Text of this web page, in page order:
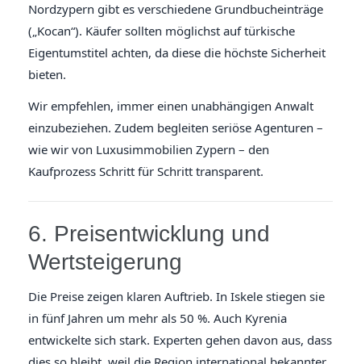
Nordzypern gibt es verschiedene Grundbucheinträge
(„Kocan“). Käufer sollten möglichst auf türkische
Eigentumstitel achten, da diese die höchste Sicherheit
bieten.
Wir empfehlen, immer einen unabhängigen Anwalt
einzubeziehen. Zudem begleiten seriöse Agenturen –
wie wir von Luxusimmobilien Zypern – den
Kaufprozess Schritt für Schritt transparent.
6. Preisentwicklung und
Wertsteigerung
Die Preise zeigen klaren Auftrieb. In Iskele stiegen sie
in fünf Jahren um mehr als 50 %. Auch Kyrenia
entwickelte sich stark. Experten gehen davon aus, dass